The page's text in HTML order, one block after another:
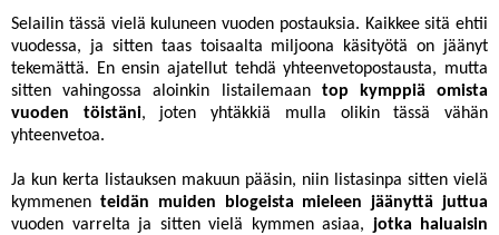
Selailin tässä vielä kuluneen vuoden postauksia. Kaikkee sitä ehtii
vuodessa, ja sitten taas toisaalta miljoona käsityötä on jäänyt
tekemättä. En ensin ajatellut tehdä yhteenvetopostausta, mutta
sitten vahingossa aloinkin listailemaan top kymppiä omista
vuoden töistäni, joten yhtäkkiä mulla olikin tässä vähän
yhteenvetoa.
Ja kun kerta listauksen makuun pääsin, niin listasinpa sitten vielä
kymmenen teidän muiden blogeista mieleen jäänyttä juttua
vuoden varrelta ja sitten vielä kymmen asiaa, jotka haluaisin